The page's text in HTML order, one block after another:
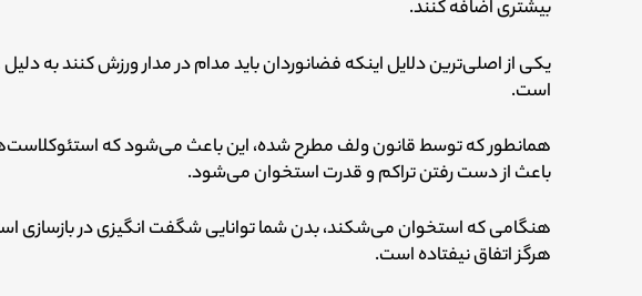
بیشتری اضافه کنند.
یکی از اصلی‌ترین دلایل اینکه فضانوردان باید مدام در مدار ورزش کنند به
است.
همانطور که توسط قانون ولف مطرح شده، این باعث می‌شود که استئوکلاست‌ها
باعث از دست رفتن تراکم و قدرت استخوان می‌شود.
هنگامی که استخوان می‌شکند، بدن شما توانایی شگفت انگیزی در بازسازی
هرگز اتفاق نیفتاده است.